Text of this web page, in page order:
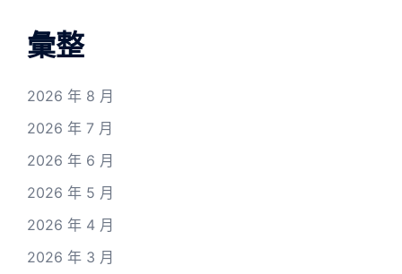
彙整
2026 年 8 月
2026 年 7 月
2026 年 6 月
2026 年 5 月
2026 年 4 月
2026 年 3 月